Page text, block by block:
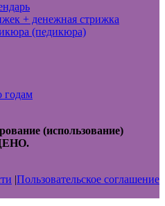
+ денежная стрижка
(педикюра)
годам
(использование)
|Пользовательское соглашение